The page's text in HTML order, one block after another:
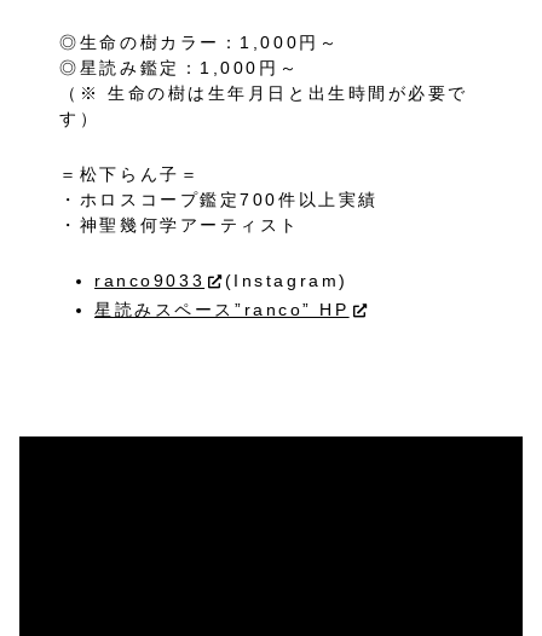
◎生命の樹カラー：1,000円～
◎星読み鑑定：1,000円～
（※ 生命の樹は生年月日と出生時間が必要で
す）
＝松下らん子＝
・ホロスコープ鑑定700件以上実績
・神聖幾何学アーティスト
ranco9033
(Instagram)
星読みスペース”ranco” HP